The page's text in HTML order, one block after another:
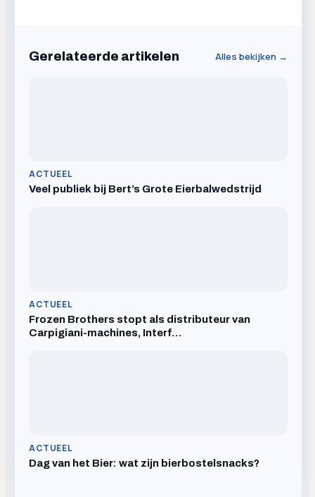
Gerelateerde artikelen Alles bekijken →
ACTUEEL
Veel publiek bij Bert’s Grote Eierbalwedstrijd
ACTUEEL
Frozen Brothers stopt als distributeur van
Carpigiani-machines, Interf…
ACTUEEL
Dag van het Bier: wat zijn bierbostelsnacks?